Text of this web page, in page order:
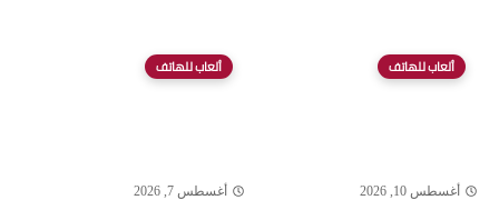
ألعاب للهاتف
أغسطس 10, 2026
ألعاب للهاتف
أغسطس 7, 2026